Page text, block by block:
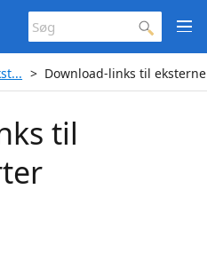
Download-links til
til